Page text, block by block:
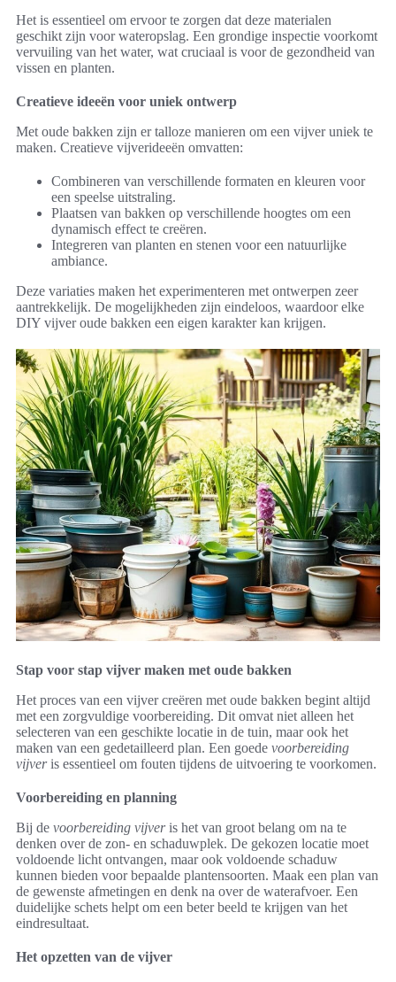
Het is essentieel om ervoor te zorgen dat deze materialen
geschikt zijn voor wateropslag. Een grondige inspectie voorkomt
vervuiling van het water, wat cruciaal is voor de gezondheid van
vissen en planten.
Creatieve ideeën voor uniek ontwerp
Met oude bakken zijn er talloze manieren om een vijver uniek te
maken. Creatieve vijverideeën omvatten:
Combineren van verschillende formaten en kleuren voor
een speelse uitstraling.
Plaatsen van bakken op verschillende hoogtes om een
dynamisch effect te creëren.
Integreren van planten en stenen voor een natuurlijke
ambiance.
Deze variaties maken het experimenteren met ontwerpen zeer
aantrekkelijk. De mogelijkheden zijn eindeloos, waardoor elke
DIY vijver oude bakken een eigen karakter kan krijgen.
Stap voor stap vijver maken met oude bakken
Het proces van een vijver creëren met oude bakken begint altijd
met een zorgvuldige voorbereiding. Dit omvat niet alleen het
selecteren van een geschikte locatie in de tuin, maar ook het
maken van een gedetailleerd plan. Een goede voorbereiding
vijveris essentieel om fouten tijdens de uitvoering te voorkomen.
Voorbereiding en planning
Bij de voorbereiding vijveris het van groot belang om na te
denken over de zon- en schaduwplek. De gekozen locatie moet
voldoende licht ontvangen, maar ook voldoende schaduw
kunnen bieden voor bepaalde plantensoorten. Maak een plan van
de gewenste afmetingen en denk na over de waterafvoer. Een
duidelijke schets helpt om een beter beeld te krijgen van het
eindresultaat.
Het opzetten van de vijver